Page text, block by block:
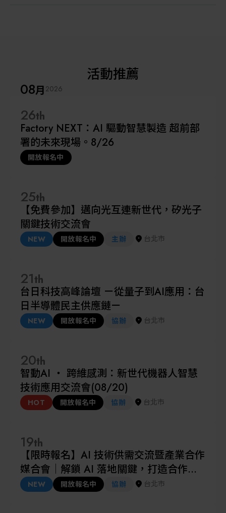
活動推薦
08月 2026
26th
Factory NEXT：AI 驅動智慧製造 超前部
署的未來現場。8/26
開放報名中
25th
【免費參加】邁向光互連新世代，矽光子
關鍵技術交流會
NEW 開放報名中 主辦 台北市
21th
台日科技高峰論壇 ㄧ從量子到AI應用：台
日半導體民主供應鏈ㄧ
NEW 開放報名中 協辦 台北市
20th
智動AI ‧ 跨維感測：新世代機器人智慧
技術應用交流會(08/20)
HOT 開放報名中 協辦 台北市
19th
【限時報名】AI 技術供需交流暨產業合作
媒合會｜解鎖 AI 落地關鍵，打造合作新
契機 (08/19)
NEW 開放報名中 協辦 台北市